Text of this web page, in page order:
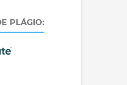
PLÁGIO: